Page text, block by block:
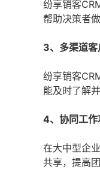
纷享销客
帮助决策者
3、多渠道
纷享销客
能及时了解
4、协同工作
在大中型企
共享，提高